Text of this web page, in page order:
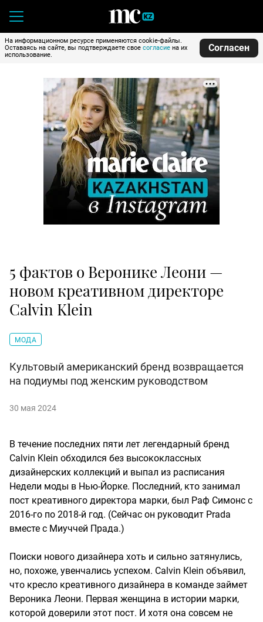
На информационном ресурсе применяются cookie-файлы.
Оставаясь на сайте, вы подтверждаете свое согласие на их
использование.
Согласен
5 фактов о Веронике Леони —
новом креативном директоре
Calvin Klein
МОДА
Культовый американский бренд возвращается
на подиумы под женским руководством
30 мая 2024
В течение последних пяти лет легендарный бренд
Calvin Klein обходился без высококлассных
дизайнерских коллекций и выпал из расписания
Недели моды в Нью-Йорке. Последний, кто занимал
пост креативного директора марки, был Раф Симонс с
2016-го по 2018-й год. (Сейчас он руководит Prada
вместе с Миуччей Прада.)
Поиски нового дизайнера хоть и сильно затянулись,
но, похоже, увенчались успехом. Calvin Klein объявил,
что кресло креативного дизайнера в команде займет
Вероника Леони. Первая женщина в истории марки,
которой доверили этот пост. И хотя она совсем не